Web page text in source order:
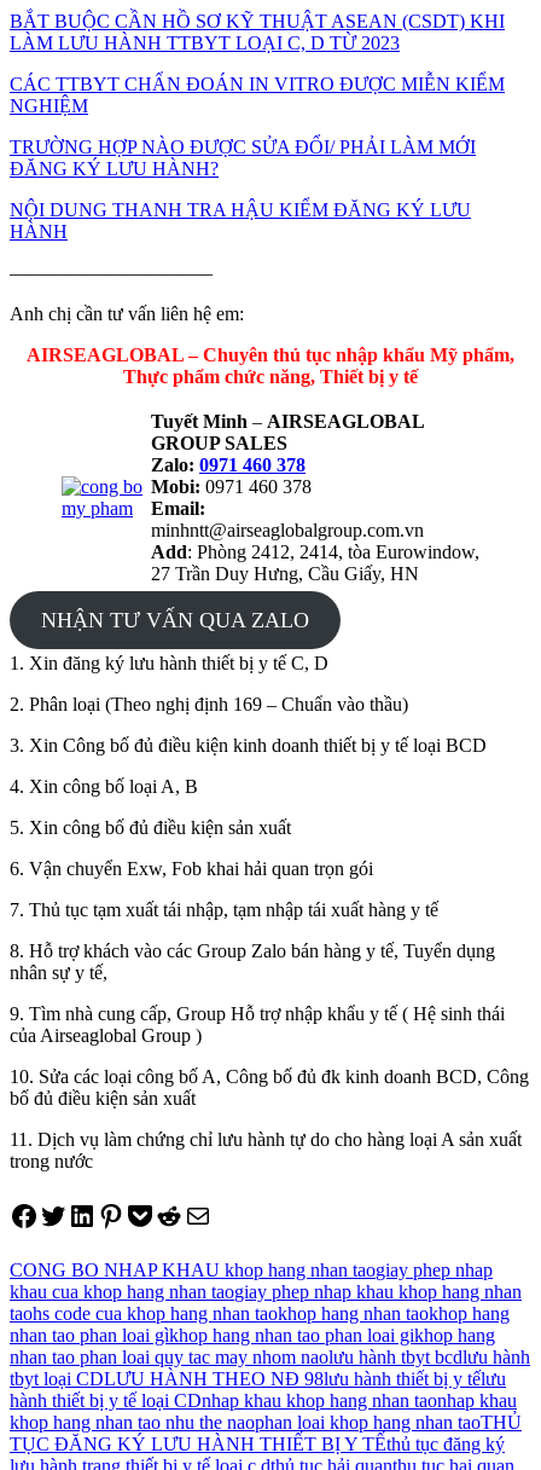
BẮT BUỘC CẦN HỒ SƠ KỸ THUẬT ASEAN (CSDT) KHI
LÀM LƯU HÀNH TTBYT LOẠI C, D TỪ 2023
CÁC TTBYT CHẨN ĐOÁN IN VITRO ĐƯỢC MIỄN KIỂM
NGHIỆM
TRƯỜNG HỢP NÀO ĐƯỢC SỬA ĐỔI/ PHẢI LÀM MỚI
ĐĂNG KÝ LƯU HÀNH?
NỘI DUNG THANH TRA HẬU KIỂM ĐĂNG KÝ LƯU
HÀNH
——————————–
Anh chị cần tư vấn liên hệ em:
AIRSEAGLOBAL – Chuyên thủ tục nhập khẩu Mỹ phẩm,
Thực phẩm chức năng, Thiết bị y tế
Tuyết Minh – AIRSEAGLOBAL
GROUP SALES
Zalo: 0971 460 378
Mobi: 0971 460 378
Email:
minhntt@airseaglobalgroup.com.vn
Add: Phòng 2412, 2414, tòa Eurowindow,
27 Trần Duy Hưng, Cầu Giấy, HN
NHẬN TƯ VẤN QUA ZALO
1. Xin đăng ký lưu hành thiết bị y tế C, D
2. Phân loại (Theo nghị định 169 – Chuẩn vào thầu)
3. Xin Công bố đủ điều kiện kinh doanh thiết bị y tế loại BCD
4. Xin công bố loại A, B
5. Xin công bố đủ điều kiện sản xuất
6. Vận chuyển Exw, Fob khai hải quan trọn gói
7. Thủ tục tạm xuất tái nhập, tạm nhập tái xuất hàng y tế
8. Hỗ trợ khách vào các Group Zalo bán hàng y tế, Tuyển dụng
nhân sự y tế,
9. Tìm nhà cung cấp, Group Hỗ trợ nhập khẩu y tế ( Hệ sinh thái
của Airseaglobal Group )
10. Sửa các loại công bố A, Công bố đủ đk kinh doanh BCD, Công
bố đủ điều kiện sản xuất
11. Dịch vụ làm chứng chỉ lưu hành tự do cho hàng loại A sản xuất
trong nước
Share on Facebook
Tweet on Twitter
Share on LinkedIn
Pin on Pinterest
Save to pocket
Share on Reddit
Share via Email
CONG BO NHAP KHAU khop hang nhan taogiay phep nhap
khau cua khop hang nhan taogiay phep nhap khau khop hang nhan
taohs code cua khop hang nhan taokhop hang nhan taokhop hang
nhan tao phan loai gìkhop hang nhan tao phan loai gikhop hang
nhan tao phan loai quy tac may nhom naolưu hành tbyt bcdlưu hành
tbyt loại CDLƯU HÀNH THEO NĐ 98lưu hành thiết bị y tếlưu
hành thiết bị y tế loại CDnhap khau khop hang nhan taonhap khau
khop hang nhan tao nhu the naophan loai khop hang nhan taoTHỦ
TỤC ĐĂNG KÝ LƯU HÀNH THIẾT BỊ Y TẾthủ tục đăng ký
lưu hành trang thiết bị y tế loại c dthủ tục hải quanthu tuc hai quan